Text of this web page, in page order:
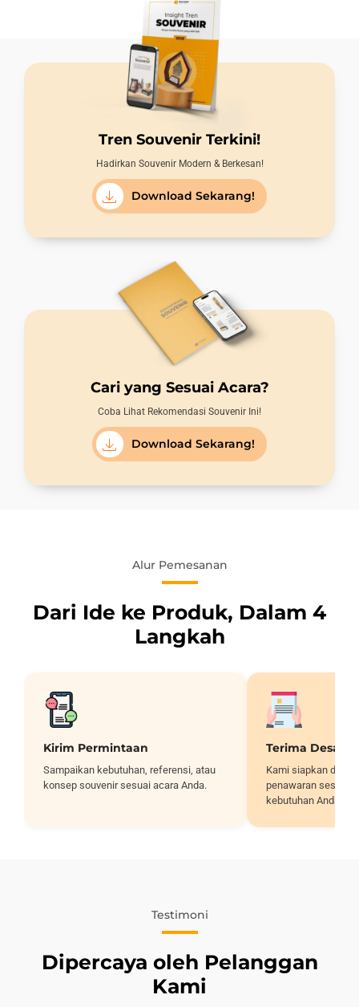
Tren Souvenir Terkini!
Hadirkan Souvenir Modern & Berkesan!
Download Sekarang!
Cari yang Sesuai Acara?
Coba Lihat Rekomendasi Souvenir Ini!
Download Sekarang!
Alur Pemesanan
Dari Ide ke Produk, Dalam 4
Langkah
Kirim Permintaan
Sampaikan kebutuhan, referensi, atau
konsep souvenir sesuai acara Anda.
Terima Desain
Kami siapkan
penawaran sesuai
kebutuhan Anda.
Testimoni
Dipercaya oleh Pelanggan
Kami